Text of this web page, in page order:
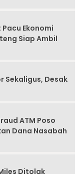
Ekonomi
Siap Ambil
Sekaligus, Desak
ATM Poso
Dana Nasabah
Ditolak